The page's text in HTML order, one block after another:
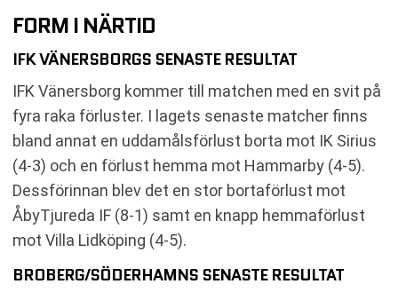
FORM I NÄRTID
IFK VÄNERSBORGS SENASTE RESULTAT
IFK Vänersborg kommer till matchen med en svit på
fyra raka förluster. I lagets senaste matcher finns
bland annat en uddamålsförlust borta mot IK Sirius
(4-3) och en förlust hemma mot Hammarby (4-5).
Dessförinnan blev det en stor bortaförlust mot
ÅbyTjureda IF (8-1) samt en knapp hemmaförlust
mot Villa Lidköping (4-5).
BROBERG/SÖDERHAMNS SENASTE RESULTAT